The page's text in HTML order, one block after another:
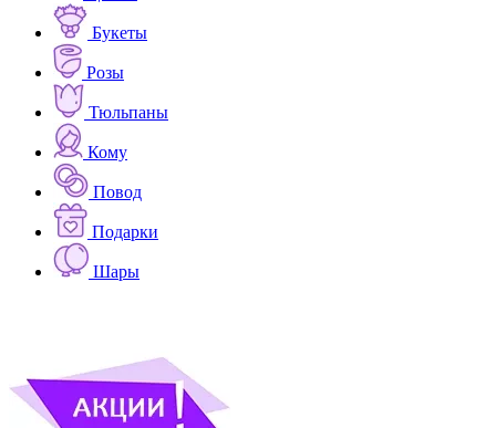
Букеты
Розы
Тюльпаны
Кому
Повод
Подарки
Шары